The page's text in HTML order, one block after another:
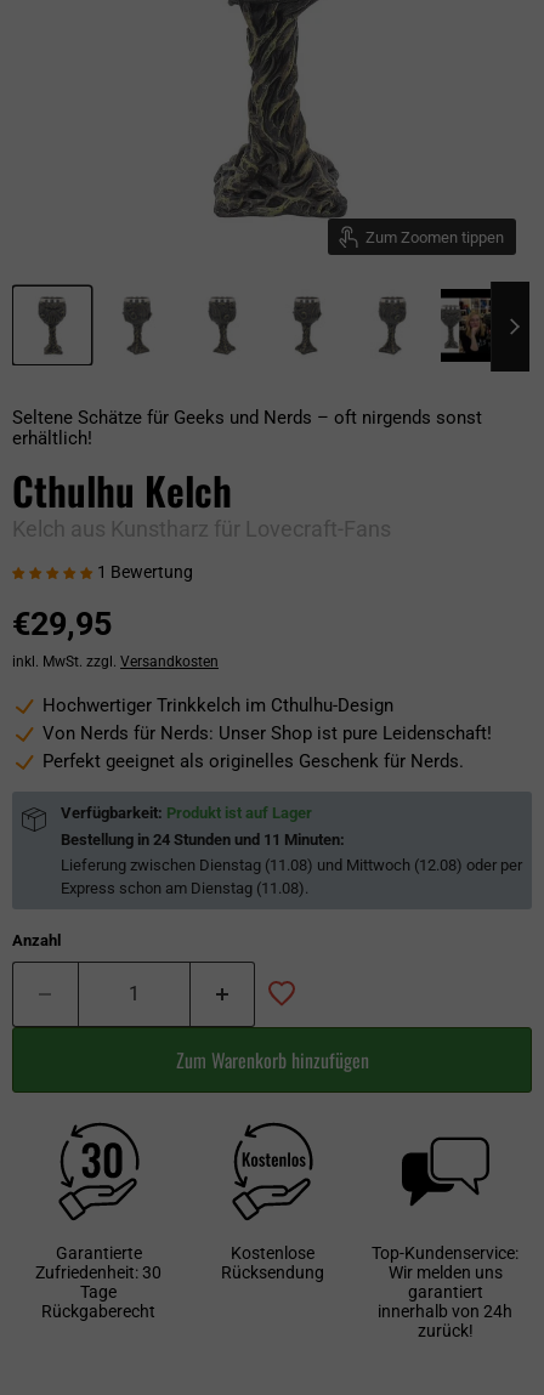
Zum Zoomen tippen
Seltene Schätze für Geeks und Nerds – oft nirgends sonst
erhältlich!
Cthulhu Kelch
Kelch aus Kunstharz für Lovecraft-Fans
1 Bewertung
€29,95
inkl. MwSt. zzgl. Versandkosten
Hochwertiger Trinkkelch im Cthulhu-Design
Von Nerds für Nerds: Unser Shop ist pure Leidenschaft!
Perfekt geeignet als originelles Geschenk für Nerds.
Verfügbarkeit: Produkt ist auf Lager
Bestellung in 24 Stunden und 11 Minuten:
Lieferung zwischen Dienstag (11.08) und Mittwoch (12.08) oder per
Express schon am Dienstag (11.08).
Anzahl
Zum Warenkorb hinzufügen
Garantierte
Zufriedenheit: 30
Tage
Rückgaberecht
Kostenlose
Rücksendung
Top-Kundenservice:
Wir melden uns
garantiert
innerhalb von 24h
zurück!